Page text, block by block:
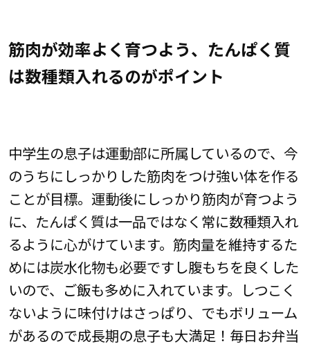
筋肉が効率よく育つよう、たんぱく質
は数種類入れるのがポイント
中学生の息子は運動部に所属しているので、今
のうちにしっかりした筋肉をつけ強い体を作る
ことが目標。運動後にしっかり筋肉が育つよう
に、たんぱく質は一品ではなく常に数種類入れ
るように心がけています。筋肉量を維持するた
めには炭水化物も必要ですし腹もちを良くした
いので、ご飯も多めに入れています。しつこく
ないように味付けはさっぱり、でもボリューム
があるので成長期の息子も大満足！毎日お弁当